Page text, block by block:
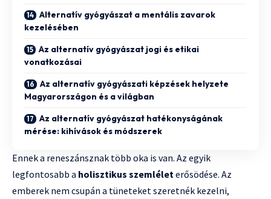
Alternatív gyógyászat a mentális zavarok
kezelésében
Az alternatív gyógyászat jogi és etikai
vonatkozásai
Az alternatív gyógyászati képzések helyzete
Magyarországon és a világban
Az alternatív gyógyászat hatékonyságának
mérése: kihívások és módszerek
Ennek a reneszánsznak több oka is van. Az egyik
legfontosabb a holisztikus szemléleterősödése. Az
emberek nem csupán a tüneteket szeretnék kezelni,